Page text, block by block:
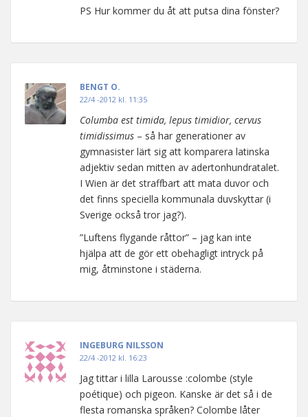
PS Hur kommer du åt att putsa dina fönster?
BENGT O.
22/4 -2012 kl. 11:35
Columba est timida, lepus timidior, cervus
timidissimus – så har generationer av
gymnasister lärt sig att komparera latinska
adjektiv sedan mitten av adertonhundratalet.
I Wien är det straffbart att mata duvor och
det finns speciella kommunala duvskyttar (i
Sverige också tror jag?).
”Luftens flygande råttor” – jag kan inte
hjälpa att de gör ett obehagligt intryck på
mig, åtminstone i städerna.
INGEBURG NILSSON
22/4 -2012 kl. 16:23
Jag tittar i lilla Larousse :colombe (style
poétique) och pigeon. Kanske är det så i de
flesta romanska språken? Colombe låter